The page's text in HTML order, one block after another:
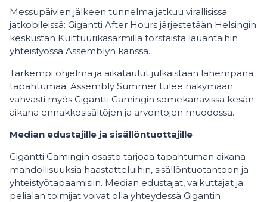
Messupäivien jälkeen tunnelma jatkuu virallisissa
jatkobileissä: Gigantti After Hours järjestetään Helsingin
keskustan Kulttuurikasarmilla torstaista lauantaihin
yhteistyössä Assemblyn kanssa.
Tarkempi ohjelma ja aikataulut julkaistaan lähempänä
tapahtumaa. Assembly Summer tulee näkymään
vahvasti myös Gigantti Gamingin somekanavissa kesän
aikana ennakkosisältöjen ja arvontojen muodossa.
Median edustajille ja sisällöntuottajille
Gigantti Gamingin osasto tarjoaa tapahtuman aikana
mahdollisuuksia haastatteluihin, sisällöntuotantoon ja
yhteistyötapaamisiin. Median edustajat, vaikuttajat ja
pelialan toimijat voivat olla yhteydessä Gigantin